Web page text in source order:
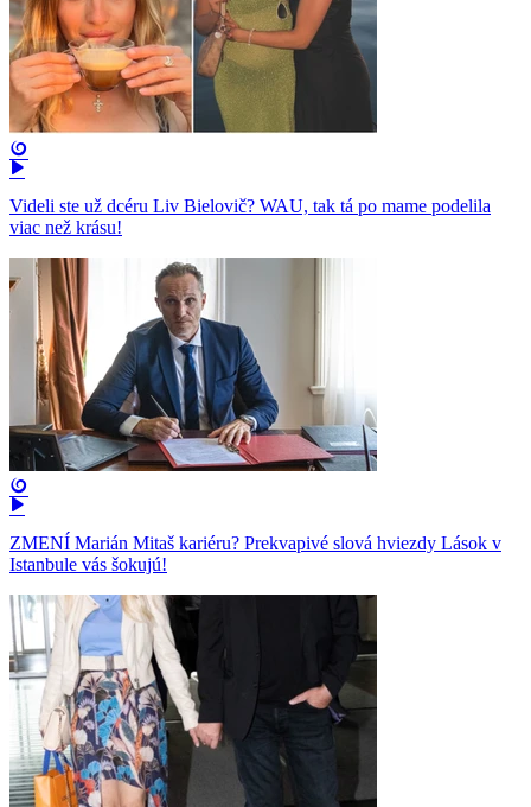
Videli ste už dcéru Liv Bielovič? WAU, tak tá po mame podelila
viac než krásu!
ZMENÍ Marián Mitaš kariéru? Prekvapivé slová hviezdy Lások v
Istanbule vás šokujú!